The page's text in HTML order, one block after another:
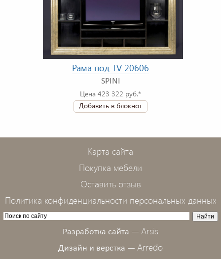
Рама под TV 20606
SPINI
Цена 423 322 руб.*
Добавить в блокнот
Карта сайта
Покупка мебели
Оставить отзыв
Политика конфиденциальности персональных данных
Разработка сайта — Arsis
Дизайн и верстка — Arredo